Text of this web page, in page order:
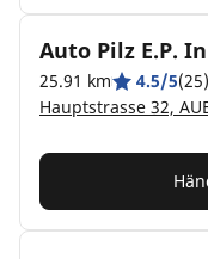
Auto Pilz E.P.
25.91 km 4.5/5(25)
Hauptstrasse 32,